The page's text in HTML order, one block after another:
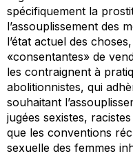
spécifiquement la
l’assouplissement des
l’état actuel des
«consentantes» de
les contraignent à
abolitionnistes, qui
souhaitant
jugées sexistes,
que les conventions
sexuelle des femmes